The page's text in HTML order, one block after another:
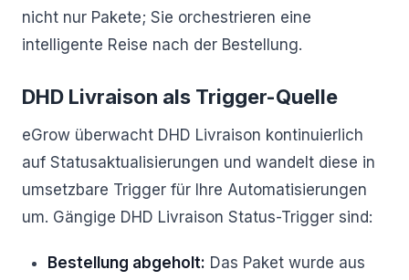
nicht nur Pakete; Sie orchestrieren eine
intelligente Reise nach der Bestellung.
DHD Livraison als Trigger-Quelle
eGrow überwacht DHD Livraison kontinuierlich
auf Statusaktualisierungen und wandelt diese in
umsetzbare Trigger für Ihre Automatisierungen
um. Gängige DHD Livraison Status-Trigger sind:
Bestellung abgeholt: Das Paket wurde aus